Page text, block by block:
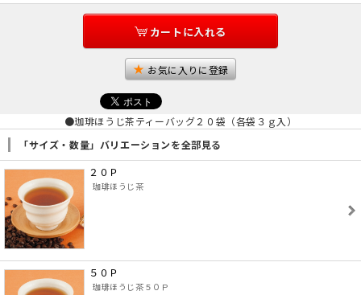
カートに入れる
お気に入りに登録
●珈琲ほうじ茶ティーバッグ２０袋（各袋３ｇ入）
「サイズ・数量」バリエーションを全部見る
２０Ｐ
珈琲ほうじ茶
５０Ｐ
珈琲ほうじ茶５０Ｐ